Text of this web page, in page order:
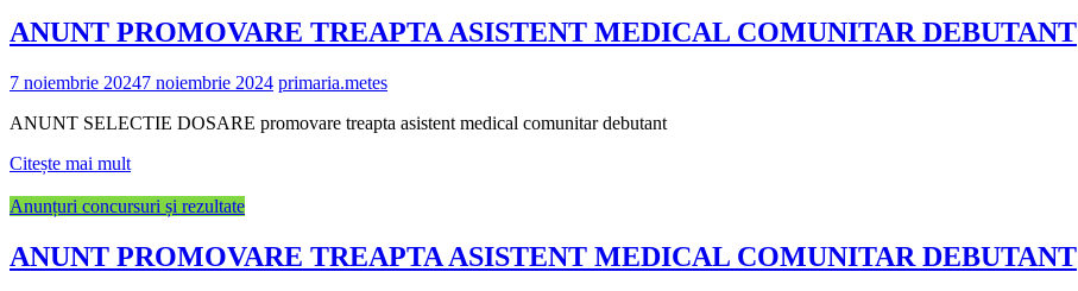
ANUNT PROMOVARE TREAPTA ASISTENT MEDICAL COMUNITAR DEBUTANT
7 noiembrie 20247 noiembrie 2024 primaria.metes
ANUNT SELECTIE DOSARE promovare treapta asistent medical comunitar debutant
Citește mai mult
Anunțuri concursuri și rezultate
ANUNT PROMOVARE TREAPTA ASISTENT MEDICAL COMUNITAR DEBUTANT